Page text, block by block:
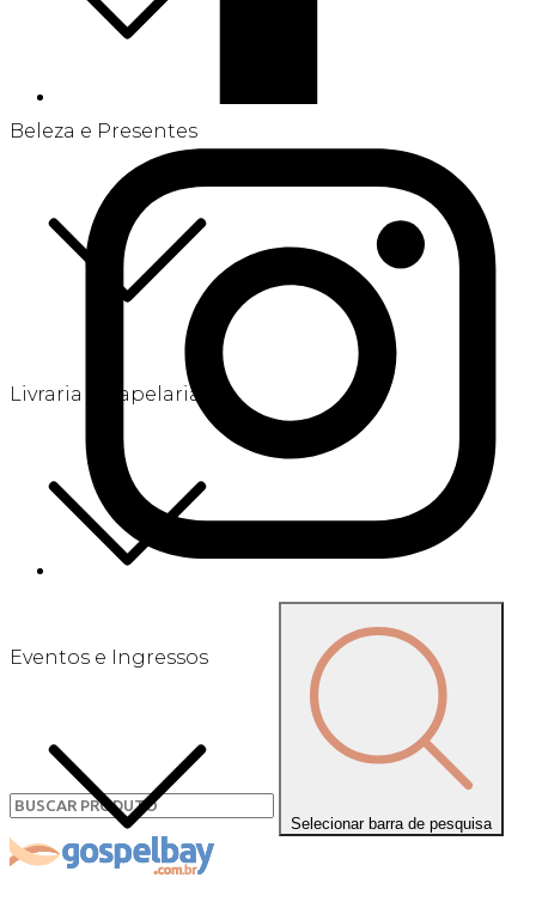
Beleza e Presentes
Livraria e Papelaria
Eventos e Ingressos
Selecionar barra de pesquisa